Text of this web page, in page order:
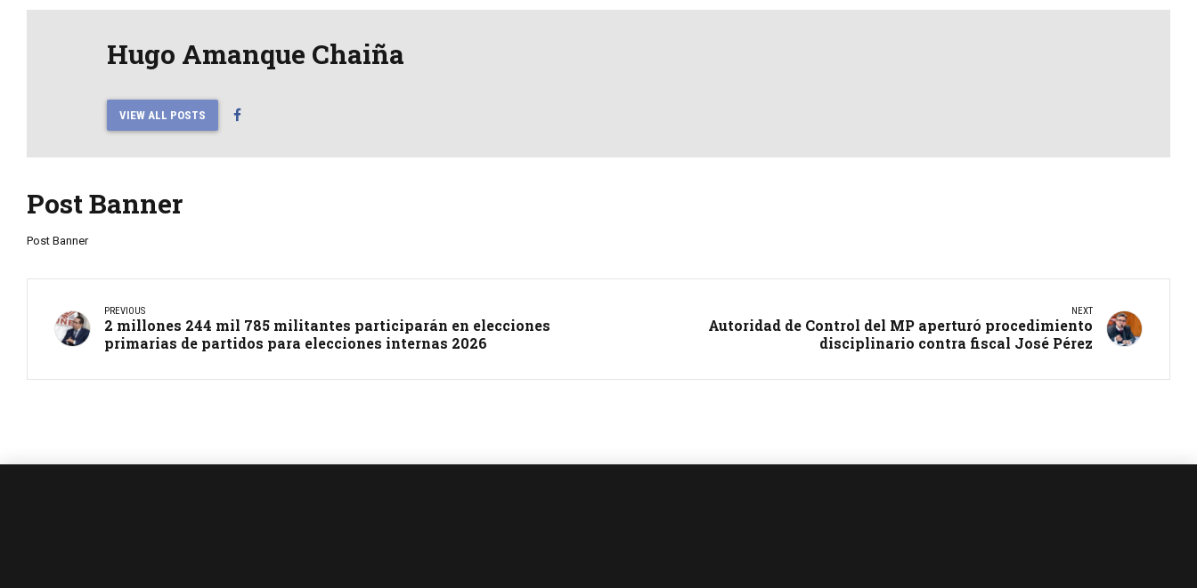
Hugo Amanque Chaiña
VIEW ALL POSTS
Post Banner
Post Banner
PREVIOUS
2 millones 244 mil 785 militantes participarán en elecciones
primarias de partidos para elecciones internas 2026
NEXT
Autoridad de Control del MP aperturó procedimiento
disciplinario contra fiscal José Pérez